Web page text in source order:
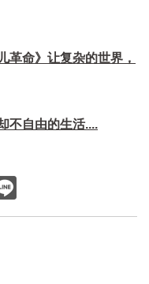
革命》让复杂的世界，
不自由的生活....